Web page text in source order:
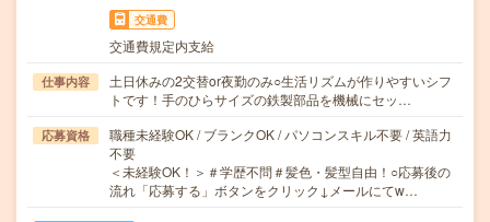
交通費
交通費規定内支給
仕事内容
土日休みの2交替or夜勤のみ○生活リズムが作りやすいシフ
トです！手のひらサイズの鉄製部品を機械にセッ…
応募資格
職種未経験OK / ブランクOK / パソコンスキル不要 / 英語力
不要
＜未経験OK！＞＃学歴不問＃髪色・髪型自由！○応募後の
流れ「応募する」ボタンをクリック↓メールにてw…